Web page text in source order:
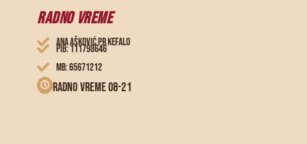
RADNO VREME
ANA AŠKOVIĆ PR KEFALO
PIB: 111798646
MB: 65671212
Radno vreme 08-21